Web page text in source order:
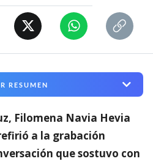
RESUMEN
Filomena Navia Hevia
a la grabación
que sostuvo con